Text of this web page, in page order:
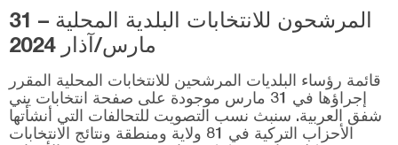
قوجه ايلي
قونيا
كوتاهيا
مالاطيا
المرشحون للانتخابات البلدية المحلية – 31
مارس/آذار 2024
قائمة رؤساء البلديات المرشحين للانتخابات المحلية المقرر
إجراؤها في 31 مارس موجودة على صفحة انتخابات يني
شفق العربية. سنبث نسب التصويت للتحالفات التي أنشأتها
الأحزاب التركية في 81 ولاية ومنطقة ونتائج الانتخابات